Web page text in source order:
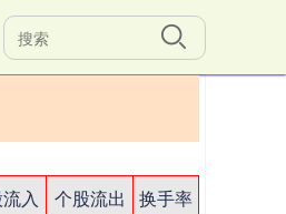
入 个股流出
换手率